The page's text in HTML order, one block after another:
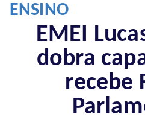
ENSINO
EMEI
dobra
recebe